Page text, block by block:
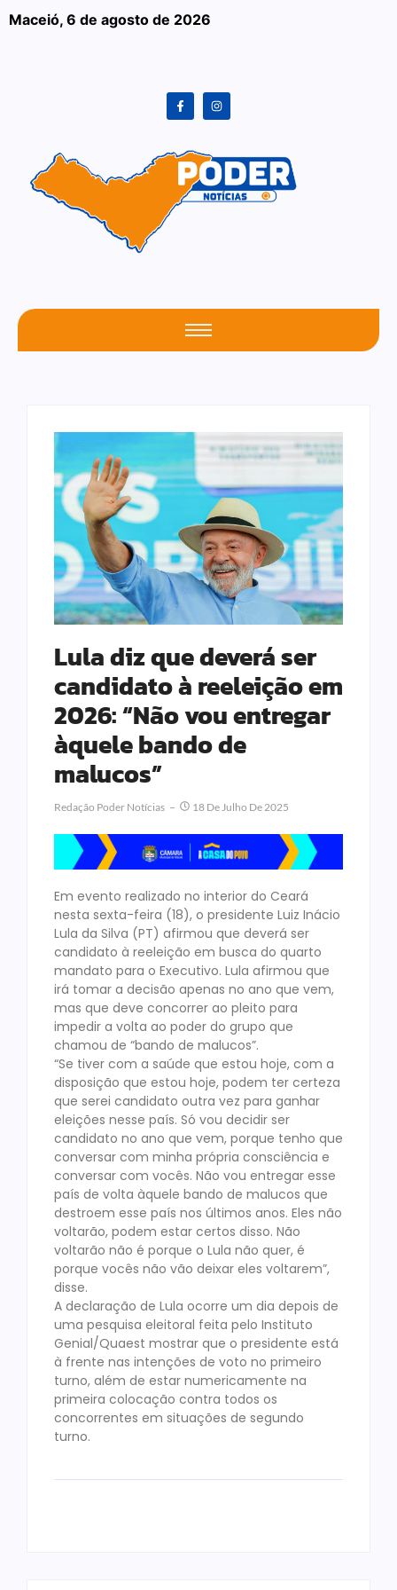
Maceió, 6 de agosto de 2026
Lula diz que deverá ser
candidato à reeleição em
2026: “Não vou entregar
àquele bando de
malucos”
Redação Poder Notícias 18 De Julho De 2025
Em evento realizado no interior do Ceará
nesta sexta-feira (18), o presidente Luiz Inácio
Lula da Silva (PT) afirmou que deverá ser
candidato à reeleição em busca do quarto
mandato para o Executivo. Lula afirmou que
irá tomar a decisão apenas no ano que vem,
mas que deve concorrer ao pleito para
impedir a volta ao poder do grupo que
chamou de “bando de malucos”.
“Se tiver com a saúde que estou hoje, com a
disposição que estou hoje, podem ter certeza
que serei candidato outra vez para ganhar
eleições nesse país. Só vou decidir ser
candidato no ano que vem, porque tenho que
conversar com minha própria consciência e
conversar com vocês. Não vou entregar esse
país de volta àquele bando de malucos que
destroem esse país nos últimos anos. Eles não
voltarão, podem estar certos disso. Não
voltarão não é porque o Lula não quer, é
porque vocês não vão deixar eles voltarem”,
disse.
A declaração de Lula ocorre um dia depois de
uma pesquisa eleitoral feita pelo Instituto
Genial/Quaest mostrar que o presidente está
à frente nas intenções de voto no primeiro
turno, além de estar numericamente na
primeira colocação contra todos os
concorrentes em situações de segundo
turno.